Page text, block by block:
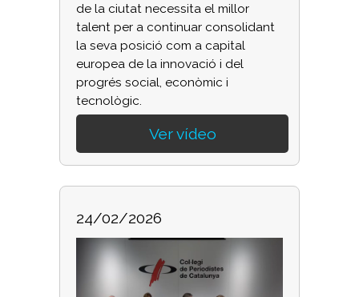
de la ciutat necessita el millor
talent per a continuar consolidant
la seva posició com a capital
europea de la innovació i del
progrés social, econòmic i
tecnològic.
Ver vídeo
24/02/2026